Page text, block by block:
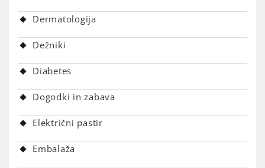
Dermatologija
Dežniki
Diabetes
Dogodki in zabava
Električni pastir
Embalaža